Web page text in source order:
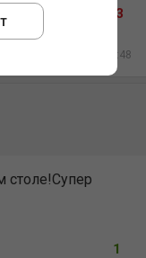
24.01.2011 04:48
-3
столе!Супер
1